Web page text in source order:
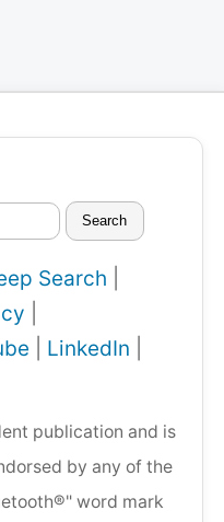
Search
Search
LinkedIn
publication and is
by any of the
word mark